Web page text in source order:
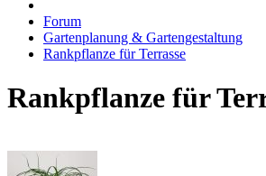
Forum
Gartenplanung & Gartengestaltung
Rankpflanze für Terrasse
Rankpflanze für